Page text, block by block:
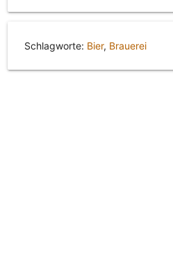
Schlagworte: Bier, Brauerei